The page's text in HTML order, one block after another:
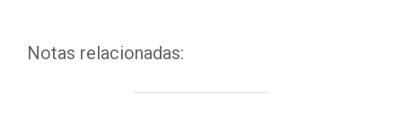
Notas relacionadas: